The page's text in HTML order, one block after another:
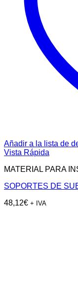
Añadir a la lista de
Vista Rápida
MATERIAL PARA
SOPORTES DE
48,12€ + IVA